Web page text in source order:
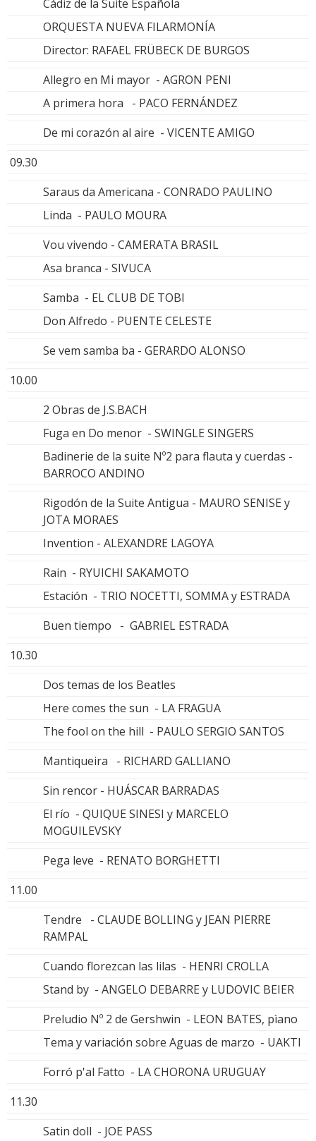
Cádiz de la Suite Española
ORQUESTA NUEVA FILARMONÍA
Director: RAFAEL FRÜBECK DE BURGOS
Allegro en Mi mayor - AGRON PENI
A primera hora - PACO FERNÁNDEZ
De mi corazón al aire - VICENTE AMIGO
09.30
Saraus da Americana - CONRADO PAULINO
Linda - PAULO MOURA
Vou vivendo - CAMERATA BRASIL
Asa branca - SIVUCA
Samba - EL CLUB DE TOBI
Don Alfredo - PUENTE CELESTE
Se vem samba ba - GERARDO ALONSO
10.00
2 Obras de J.S.BACH
Fuga en Do menor - SWINGLE SINGERS
Badinerie de la suite Nº2 para flauta y cuerdas -
BARROCO ANDINO
Rigodón de la Suite Antigua - MAURO SENISE y
JOTA MORAES
Invention - ALEXANDRE LAGOYA
Rain - RYUICHI SAKAMOTO
Estación - TRIO NOCETTI, SOMMA y ESTRADA
Buen tiempo - GABRIEL ESTRADA
10.30
Dos temas de los Beatles
Here comes the sun - LA FRAGUA
The fool on the hill - PAULO SERGIO SANTOS
Mantiqueira - RICHARD GALLIANO
Sin rencor - HUÁSCAR BARRADAS
El río - QUIQUE SINESI y MARCELO
MOGUILEVSKY
Pega leve - RENATO BORGHETTI
11.00
Tendre - CLAUDE BOLLING y JEAN PIERRE
RAMPAL
Cuando florezcan las lilas - HENRI CROLLA
Stand by - ANGELO DEBARRE y LUDOVIC BEIER
Preludio Nº 2 de Gershwin - LEON BATES, pìano
Tema y variación sobre Aguas de marzo - UAKTI
Forró p'al Fatto - LA CHORONA URUGUAY
11.30
Satin doll - JOE PASS